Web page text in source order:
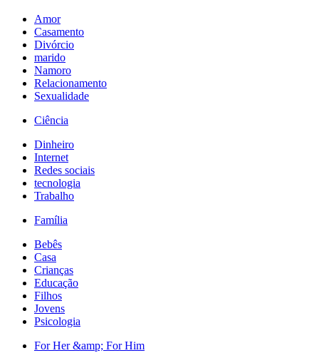
Amor
Casamento
Divórcio
marido
Namoro
Relacionamento
Sexualidade
Ciência
Dinheiro
Internet
Redes sociais
tecnologia
Trabalho
Família
Bebês
Casa
Crianças
Educação
Filhos
Jovens
Psicologia
For Her &amp; For Him